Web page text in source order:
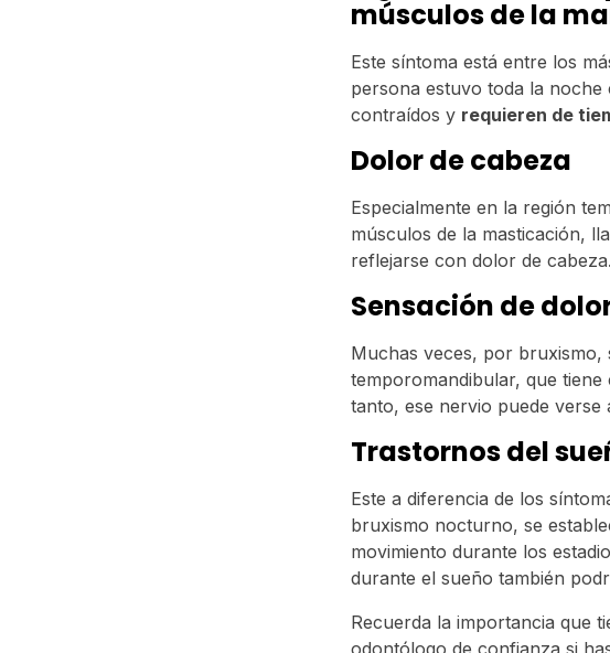
músculos de la
Este síntoma está entre los
persona estuvo toda la
contraídos y requieren de
Dolor de cabeza
Especialmente en la región
músculos de la masticación,
reflejarse con dolor de cabeza.
Sensación de
Muchas veces, por
temporomandibular, que
tanto, ese nervio puede verse
Trastornos del
Este a diferencia de los
bruxismo nocturno, se
movimiento durante los
durante el sueño también
Recuerda la importancia que